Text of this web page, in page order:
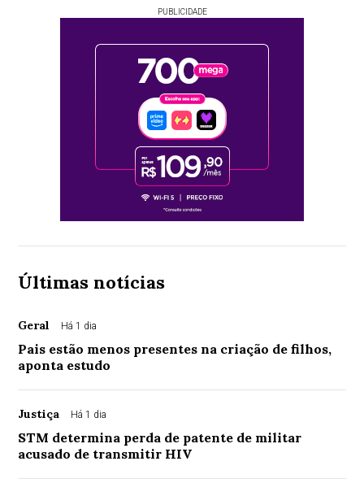
PUBLICIDADE
Últimas notícias
Geral Há 1 dia
Pais estão menos presentes na criação de filhos,
aponta estudo
Justiça Há 1 dia
STM determina perda de patente de militar
acusado de transmitir HIV